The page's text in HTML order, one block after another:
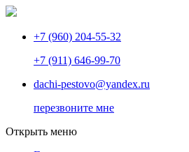
+7 (960) 204-55-32
+7 (911) 646-99-70
dachi-pestovo@yandex.ru
перезвоните мне
Открыть меню